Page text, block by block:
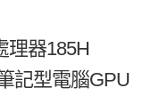
理器185H
記型電腦GPU